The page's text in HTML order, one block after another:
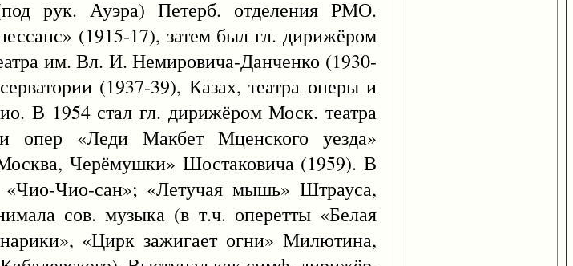
рук. Ауэра) Петерб. отделения РМО.
(1915-17), затем был гл. дирижёром
им. Вл. И. Немировича-Данченко (1930-
(1937-39), Казах, театра оперы и
В 1954 стал гл. дирижёром Моск. театра
опер «Леди Макбет Мценского уезда»
Черёмушки» Шостаковича (1959). В
«Чио-Чио-сан»; «Летучая мышь» Штрауса,
сов. музыка (в т.ч. оперетты «Белая
«Цирк зажигает огни» Милютина,